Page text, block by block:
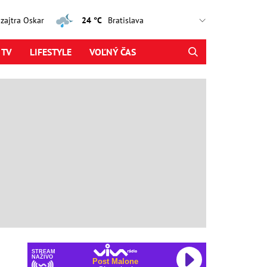
Oskar 24 °C
LIFESTYLE VOĽNÝ ČAS
STREAM
NAŽIVO
Post Malone